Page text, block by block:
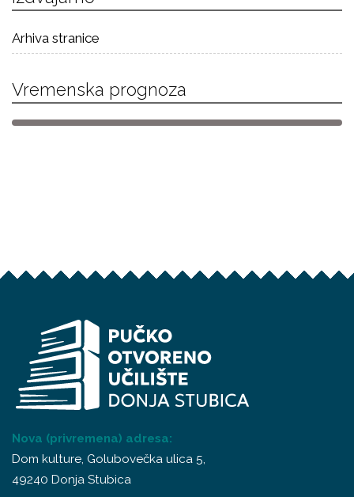
Arhiva stranice
Vremenska prognoza
Nova (privremena) adresa:
Dom kulture, Golubovečka ulica 5,
49240 Donja Stubica